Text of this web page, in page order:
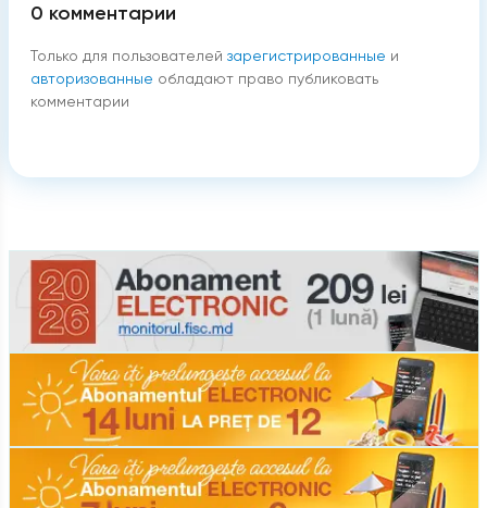
0 комментарии
Только для пользователей зарегистрированные и
авторизованные обладают право публиковать
комментарии